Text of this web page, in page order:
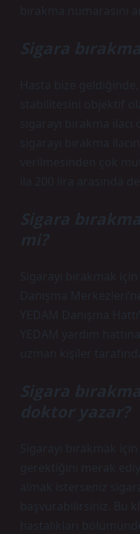
bırakma numarasını
Sigara
Hasta bize
stabilitesini objektif
sigarayı bırakma
sigarayı bırakma
verilmesinden çok
ila 200 lira arasında
Sigara
mi?
Sigarayı bırakmak
Danışma
YEDAM Danışma
YEDAM yardım
uzman kişiler
Sigara
doktor yazar?
Sigarayı bırakmak
gerektiğini merak
almak isterseniz
başvurabilirsiniz. Bu
hastalıkları